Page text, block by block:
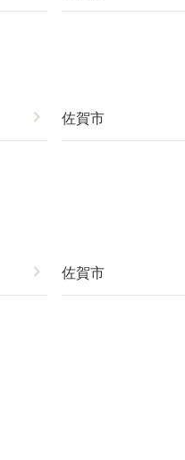
chevron_right 佐賀市
chevron_right 佐賀市